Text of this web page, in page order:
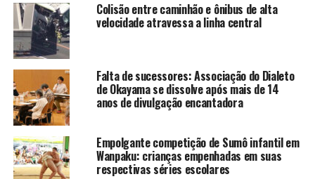
Colisão entre caminhão e ônibus de alta
velocidade atravessa a linha central
Falta de sucessores: Associação do Dialeto
de Okayama se dissolve após mais de 14
anos de divulgação encantadora
Empolgante competição de Sumô infantil em
Wanpaku: crianças empenhadas em suas
respectivas séries escolares